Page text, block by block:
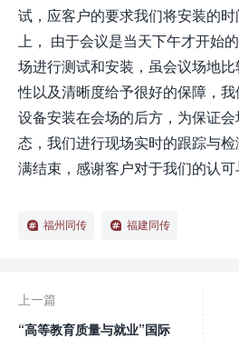
试，应客户的要求我们将安装的
上， 由于会议是当天下午才开始
场进行测试和安装，虽会议场地
性以及清晰度给予很好的保障，
设备安装在会场的后方，为保证
态，我们进行现场实时的跟踪与
满结束，感谢客户对于我们的认可
福州同传 福建同传
上一篇
“高等教育质量与就业”国际